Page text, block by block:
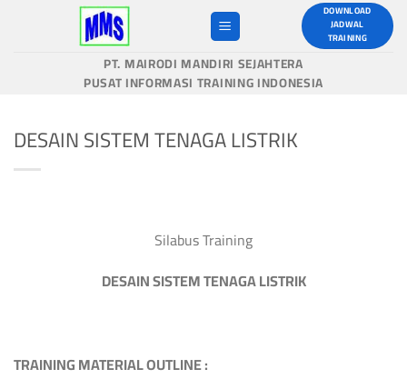
DOWNLOAD
JADWAL
TRAINING
PT. MAIRODI MANDIRI SEJAHTERA
PUSAT INFORMASI TRAINING INDONESIA
DESAIN SISTEM TENAGA LISTRIK
Silabus Training
DESAIN SISTEM TENAGA LISTRIK
TRAINING MATERIALOUTLINE: